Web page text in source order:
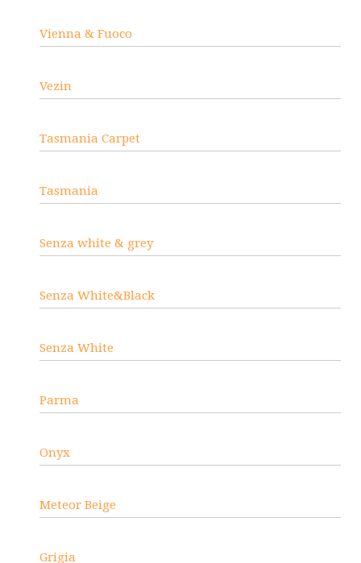
Vienna & Fuoco
Vezin
Tasmania Carpet
Tasmania
Senza white & grey
Senza White&Black
Senza White
Parma
Onyx
Meteor Beige
Grigia